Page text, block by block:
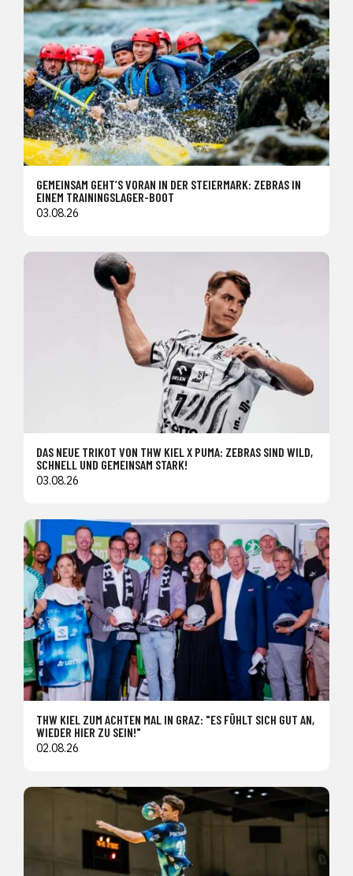
GEMEINSAM GEHT’S VORAN IN DER STEIERMARK: ZEBRAS IN
EINEM TRAININGSLAGER-BOOT
03.08.26
DAS NEUE TRIKOT VON THW KIEL X PUMA: ZEBRAS SIND WILD,
SCHNELL UND GEMEINSAM STARK!
03.08.26
THW KIEL ZUM ACHTEN MAL IN GRAZ: "ES FÜHLT SICH GUT AN,
WIEDER HIER ZU SEIN!"
02.08.26